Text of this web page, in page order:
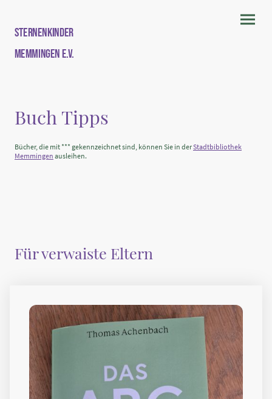
Sternenkinder
Memmingen e.V.
Buch Tipps
Bücher, die mit***gekennzeichnet sind, können Sie in derStadtbibliothek
Memmingen ausleihen.
Für verwaiste Eltern